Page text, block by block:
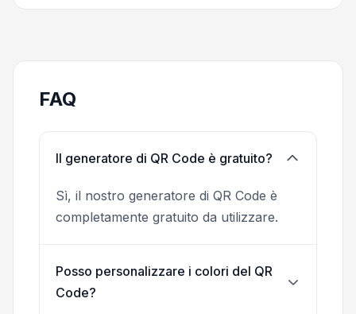
FAQ
Il generatore di QR Code è gratuito?
Sì, il nostro generatore di QR Code è
completamente gratuito da utilizzare.
Posso personalizzare i colori del QR
Code?